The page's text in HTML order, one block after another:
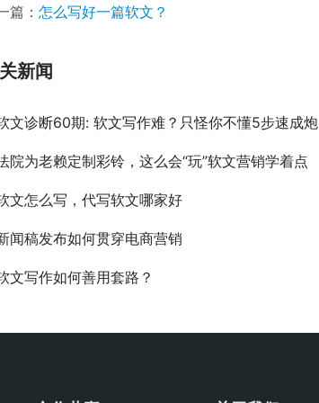
篇： 怎么写好一篇软文？
新闻
文诊断60期: 软文写作难？只怪你不懂5步速成炮制软文方法！
院为老赖定制彩铃，这么会“玩”软文营销学着点
文怎么写，代写软文哪家好
闻稿发布如何贯穿电商营销
文写作如何善用套路？